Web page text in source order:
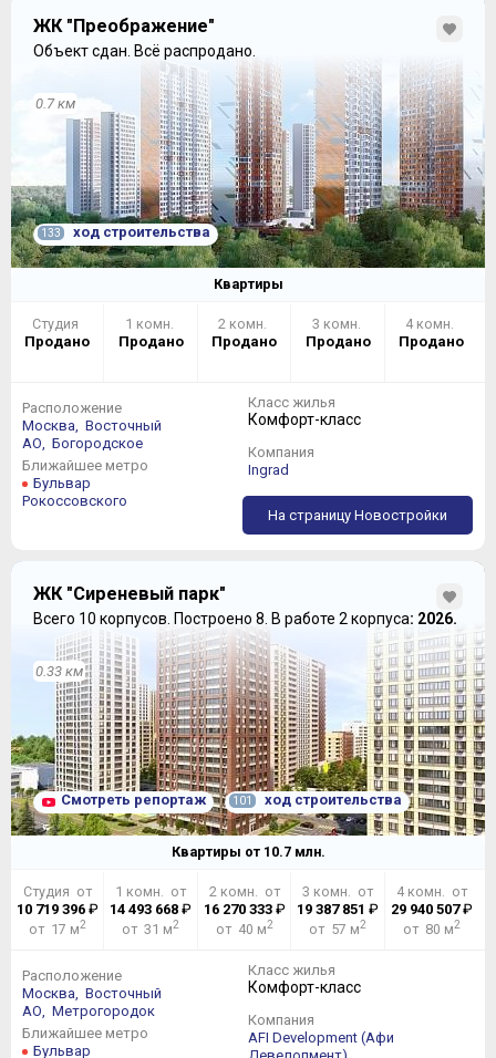
ЖК "Преображение"
Объект сдан. Всё распродано.
0.7 км
133 ход строительства
Квартиры
Студия
Продано
1 комн.
Продано
2 комн.
Продано
3 комн.
Продано
4 комн.
Продано
Расположение
Москва,
Восточный
АО,
Богородское
Ближайшее метро
Бульвар
Рокоссовского
Класс жилья
Комфорт-класс
Компания
Ingrad
На страницу Новостройки
ЖК "Сиреневый парк"
Всего 10 корпусов. Построено 8. В работе 2 корпуса: 2026.
0.33 км
Смотреть репортаж 101 ход строительства
Квартиры от 10.7млн.
Студия от
10 719 396₽
от 17 м2
1 комн. от
14 493 668 ₽
от 31 м2
2 комн. от
16 270 333₽
от 40 м2
3 комн. от
19 387 851 ₽
от 57 м2
4 комн. от
29 940 507₽
от 80 м2
Расположение
Москва,
Восточный
АО,
Метрогородок
Ближайшее метро
Бульвар
Класс жилья
Комфорт-класс
Компания
AFI Development (Афи